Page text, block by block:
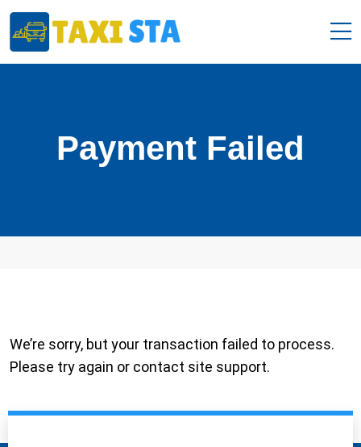
Payment Failed
We’re sorry, but your transaction failed to process.
Please try again or contact site support.